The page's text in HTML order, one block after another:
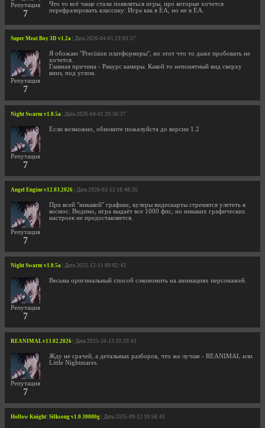
Репутация
7
Что то всё чаще стали появляться игры, про которые хочется
перефразировать классику: Игра как в EA, но не в EA.
Super Meat Boy 3D v1.2a | Дата 2026-04-01 23:03:57
Репутация
7
Я обожаю "Precision платформеры", но этот что то даже пробовать не
хочется.
Главная причина - Ракурс камеры. Какой то непонятный вид сверху
вниз, под углом.
Night Swarm v1.0.5a | Дата 2026-04-01 20:56:37
Репутация
7
Если возможно, обновите пожалуйста до версии 1.2
Angel Engine v12.03.2026 | Дата 2026-03-13 18:48:35
Репутация
7
При всей "никакой" графике, кулеры видеокарты стремятся улететь в
космос. Видимо, игра выдаёт все 1000 фпс, но никаких графических
настроек не предоставляется.
Night Swarm v1.0.5a | Дата 2025-12-11 00:02:43
Репутация
7
Весьма оригинальный способ сэкономить на анимациях персонажей.
REANIMAL v13.02.2026 | Дата 2025-10-13 20:33:41
Репутация
7
Жду не срачей, а детальных разборов, что же лучше - REANIMAL или
Little Nightmares.
Hollow Knight: Silksong v1.0.30000g | Дата 2025-09-12 19:56:43